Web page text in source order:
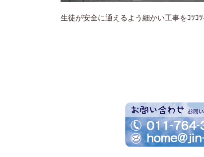
生徒が安全に通えるよう細かい工事をｺﾂｺﾂ